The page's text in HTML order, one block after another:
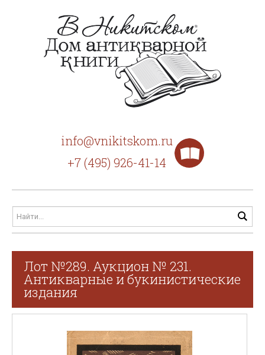
info@vnikitskom.ru
+7 (495) 926-41-14
Лот №289. Аукцион № 231.
Антикварные и букинистические
издания